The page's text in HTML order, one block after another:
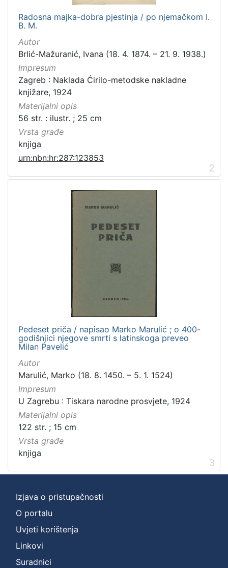
Radosna majka-dobra pjestinja / po njemačkom I.
B. M.
Autor
Brlić-Mažuranić, Ivana (18. 4. 1874. – 21. 9. 1938.)
Impresum
Zagreb : Naklada Ćirilo-metodske nakladne
knjižare, 1924
Materijalni opis
56 str. : ilustr. ; 25 cm
Vrsta građe
knjiga
urn:nbn:hr:287:123853
2
Pedeset priča / napisao Marko Marulić ; o 400-
godišnjici njegove smrti s latinskoga preveo
Milan Pavelić
Autor
Marulić, Marko (18. 8. 1450. – 5. 1. 1524)
Impresum
U Zagrebu : Tiskara narodne prosvjete, 1924
Materijalni opis
122 str. ; 15 cm
Vrsta građe
knjiga
3
Izjava o pristupačnosti
O portalu
Uvjeti korištenja
Linkovi
Suradnici